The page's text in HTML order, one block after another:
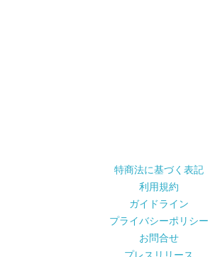
特商法に基づく表記
利用規約
ガイドライン
プライバシーポリシー
お問合せ